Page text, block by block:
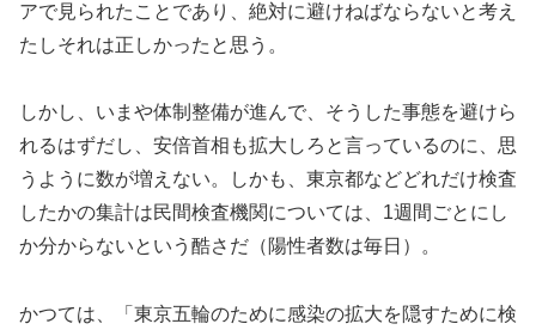
アで見られたことであり、絶対に避けねばならないと考え
たしそれは正しかったと思う。
しかし、いまや体制整備が進んで、そうした事態を避けら
れるはずだし、安倍首相も拡大しろと言っているのに、思
うように数が増えない。しかも、東京都などどれだけ検査
したかの集計は民間検査機関については、1週間ごとにし
か分からないという酷さだ（陽性者数は毎日）。
かつては、「東京五輪のために感染の拡大を隠すために検